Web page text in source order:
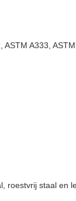
A333,
roestvrij staal en